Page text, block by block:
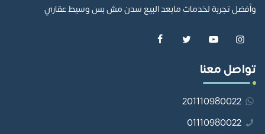
وأفضل تجربة لخدمات مابعد البيع سدن مش بس وسيط عقاري
تواصل معنا
201110980022
01110980022